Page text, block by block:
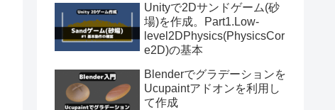
Unityで2Dサンドゲーム(砂
場)を作成。Part1.Low-
level2DPhysics(PhysicsCor
e2D)の基本
Blenderでグラデーションを
Ucupaintアドオンを利用し
て作成